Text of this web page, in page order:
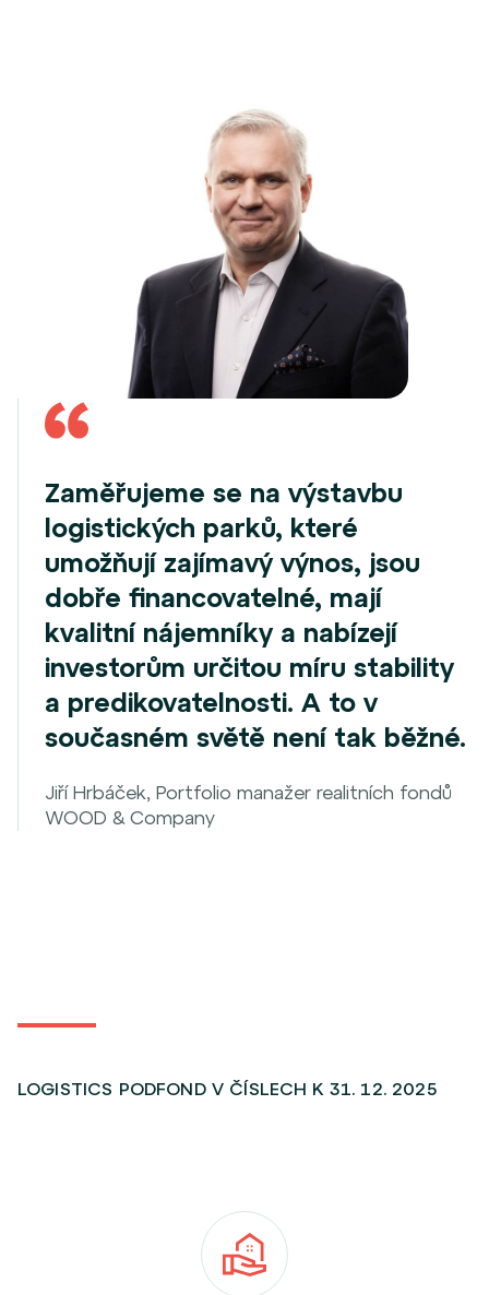
Zaměřujeme se na výstavbu
logistických parků, které
umožňují zajímavý výnos, jsou
dobře financovatelné, mají
kvalitní nájemníky a nabízejí
investorům určitou míru stability
a predikovatelnosti. A to v
současném světě není tak běžné.
Jiří Hrbáček, Portfolio manažer realitních fondů
WOOD & Company
LOGISTICS PODFOND V ČÍSLECH K 31. 12. 2025